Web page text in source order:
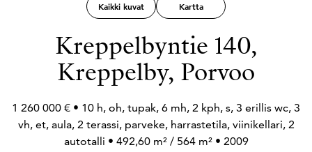
Kaikki kuvat Kartta
Kreppelbyntie 140,
Kreppelby, Porvoo
1 260 000 € • 10 h, oh, tupak, 6 mh, 2 kph, s, 3 erillis wc, 3
vh, et, aula, 2 terassi, parveke, harrastetila, viinikellari, 2
autotalli • 492,60 m² / 564 m² • 2009